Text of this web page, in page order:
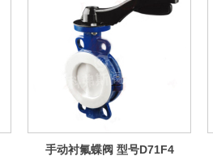
手动衬氟蝶阀 型号D71F4